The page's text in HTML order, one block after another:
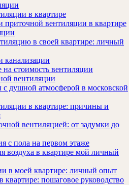
в квартире
вентиляции в квартире
в своей квартире: личный
канализации
стоимость вентиляции
вентиляции
душной атмосферой в московской
в квартире: причины и
вентиляцией: от задумки до
с пола на первом этаже
воздуха в квартире мой личный
в моей квартире: личный опыт
квартире: пошаговое руководство